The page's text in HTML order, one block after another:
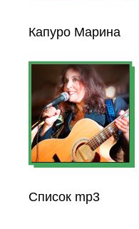
Капуро Марина
Список mp3